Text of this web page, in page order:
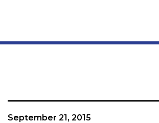
September 21, 2015